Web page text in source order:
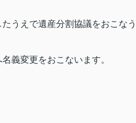
うえで遺産分割協議をおこなう
義変更をおこないます。